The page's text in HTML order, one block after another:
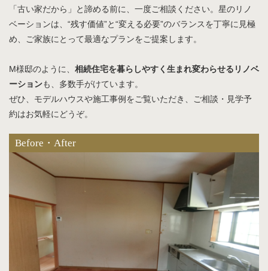
「古い家だから」と諦める前に、一度ご相談ください。星のリノ
ベーションは、“残す価値”と“変える必要”のバランスを丁寧に見極
め、ご家族にとって最適なプランをご提案します。
M様邸のように、 相続住宅を暮らしやすく生まれ変わらせるリノベ
ーションも、多数手がけています。
ぜひ、モデルハウスや施工事例をご覧いただき、ご相談・見学予
約はお気軽にどうぞ。
Before・After